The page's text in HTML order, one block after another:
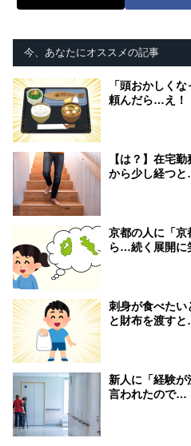
今、あなたにオススメの記事
「頭おかしく
頼んだら…え！
【は？】在宅
から少し経つ
京都の人に「京
ら…続く展開に
刺身が食べたい
と財布を渡すと
新人に「経験が
言われたので…